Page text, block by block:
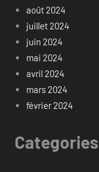
août 2024
juillet 2024
juin 2024
mai 2024
avril 2024
mars 2024
février 2024
Categories